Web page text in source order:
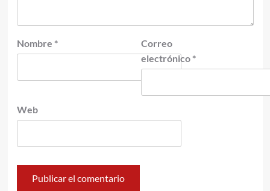
Nombre *
Correo
electrónico *
Web